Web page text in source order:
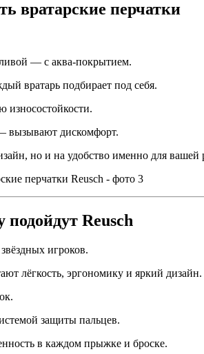
вратарские перчатки
— с аква-покрытием.
вратарь подбирает под себя.
износостойкости.
вызывают дискомфорт.
но и на удобство именно для вашей
подойдут Reusch
игроков.
лёгкость, эргономику и яркий дизайн.
защиты пальцев.
в каждом прыжке и броске.